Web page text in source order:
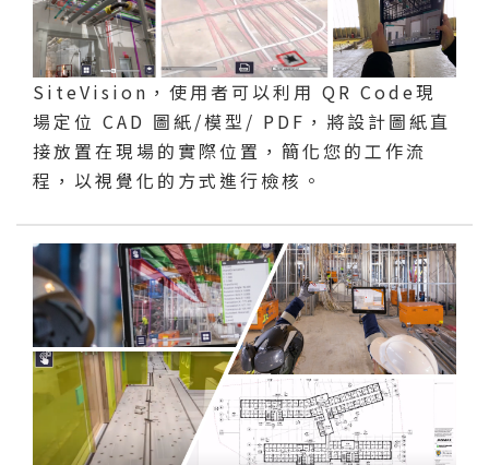
SiteVision，使用者可以利用 QR Code現
場定位 CAD 圖紙/模型/ PDF，將設計圖紙直
接放置在現場的實際位置，簡化您的工作流
程，以視覺化的方式進行檢核。